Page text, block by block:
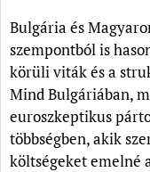
Bulgária és
szempontból is
körüli viták és a
Mind Bulgáriában,
euroszkeptikus
többségben, akik
költségeket emelné